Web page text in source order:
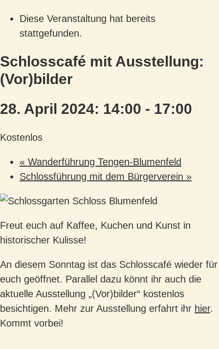
Diese Veranstaltung hat bereits
stattgefunden.
Schlosscafé mit Ausstellung:
(Vor)bilder
28. April 2024: 14:00 - 17:00
Kostenlos
« Wanderführung Tengen-Blumenfeld
Schlossführung mit dem Bürgerverein »
Freut euch auf Kaffee, Kuchen und Kunst in
historischer Kulisse!
An diesem Sonntag ist das Schlosscafé wieder für
euch geöffnet. Parallel dazu könnt ihr auch die
aktuelle Ausstellung „(Vor)bilder“ kostenlos
besichtigen. Mehr zur Ausstellung erfahrt ihr hier.
Kommt vorbei!